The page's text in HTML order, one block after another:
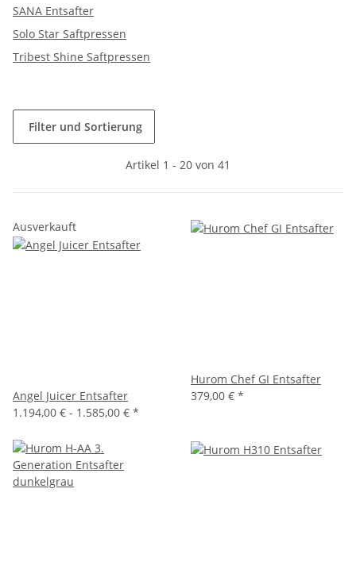
SANA Entsafter
Solo Star Saftpressen
Tribest Shine Saftpressen
Filter und Sortierung
Artikel 1 - 20 von 41
Ausverkauft
Angel Juicer Entsafter
1.194,00 € - 1.585,00 € *
Hurom Chef GI Entsafter
379,00 € *